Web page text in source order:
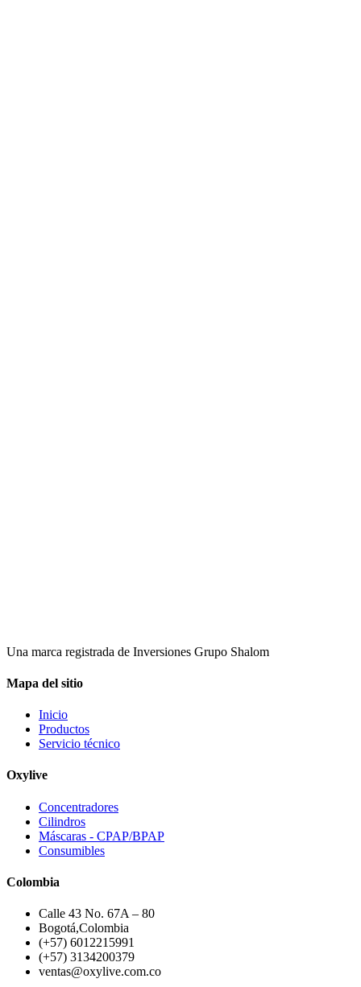
Una marca registrada de Inversiones Grupo Shalom
Mapa del sitio
Inicio
Productos
Servicio técnico
Oxylive
Concentradores
Cilindros
Máscaras - CPAP/BPAP
Consumibles
Colombia
Calle 43 No. 67A – 80
Bogotá,Colombia
(+57) 6012215991
(+57) 3134200379
ventas@oxylive.com.co